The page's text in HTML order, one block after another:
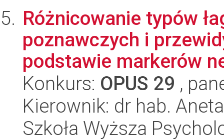
Różnicowanie typów
poznawczych i
podstawie markerów
Konkurs: OPUS 29 ,
Kierownik: dr hab.
Szkoła Wyższa